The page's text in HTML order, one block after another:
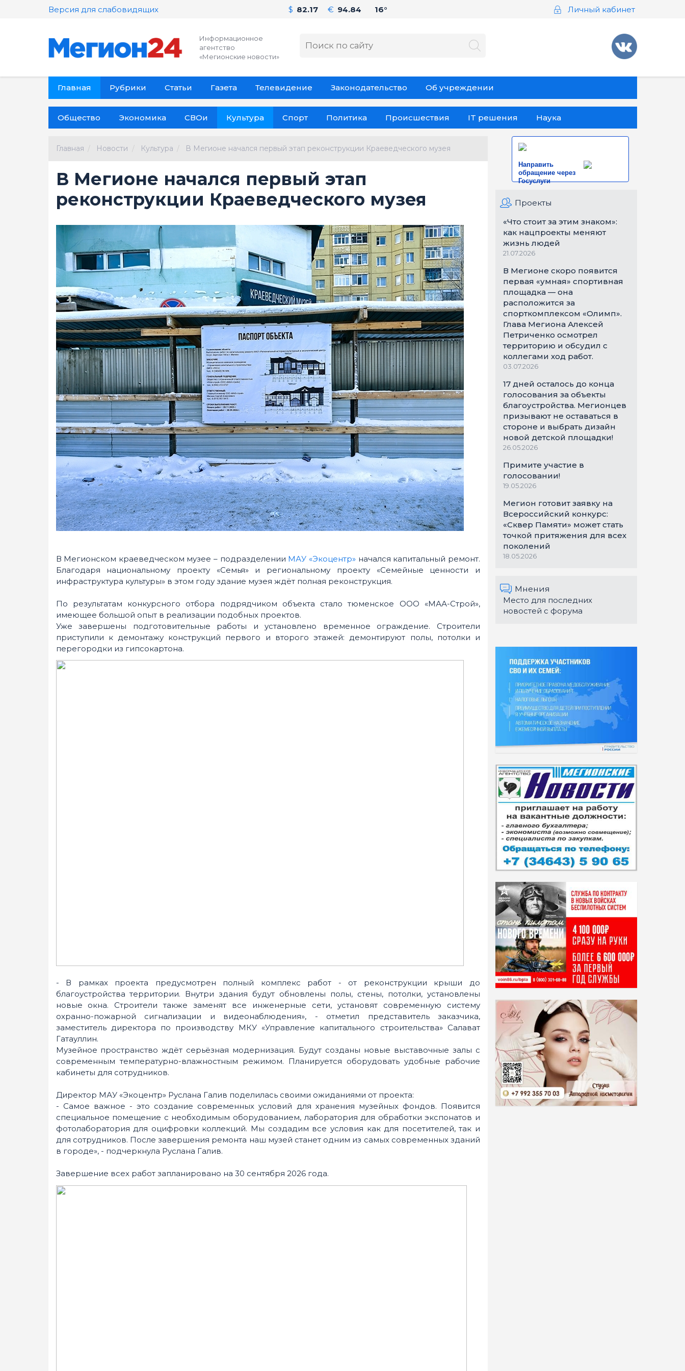
Версия для слабовидящих $ 82.17 € 94.84 16° Личный кабинет
Информационное
агентство
«Мегионские новости»
Главная Рубрики Статьи Газета Телевидение Законодательство Об учреждении
Общество Экономика СВОи Культура Спорт Политика Происшествия IT решения Наука
Главная Новости Культура В Мегионе начался первый этап реконструкции Краеведческого музея
В Мегионе начался первый этап
реконструкции Краеведческого музея
В Мегионском краеведческом музее – подразделении МАУ «Экоцентр» начался капитальный ремонт.
Благодаря национальному проекту «Семья» и региональному проекту «Семейные ценности и
инфраструктура культуры» в этом году здание музея ждёт полная реконструкция.
По результатам конкурсного отбора подрядчиком объекта стало тюменское ООО «МАА-Строй»,
имеющее большой опыт в реализации подобных проектов.
Уже завершены подготовительные работы и установлено временное ограждение. Строители
приступили к демонтажу конструкций первого и второго этажей: демонтируют полы, потолки и
перегородки из гипсокартона.
- В рамках проекта предусмотрен полный комплекс работ - от реконструкции крыши до
благоустройства территории. Внутри здания будут обновлены полы, стены, потолки, установлены
новые окна. Строители также заменят все инженерные сети, установят современную систему
охранно-пожарной сигнализации и видеонаблюдения», - отметил представитель заказчика,
заместитель директора по производству МКУ «Управление капитального строительства» Салават
Гатауллин.
Музейное пространство ждёт серьёзная модернизация. Будут созданы новые выставочные залы с
современным температурно-влажностным режимом. Планируется оборудовать удобные рабочие
кабинеты для сотрудников.
Директор МАУ «Экоцентр» Руслана Галив поделилась своими ожиданиями от проекта:
- Самое важное - это создание современных условий для хранения музейных фондов. Появится
специальное помещение с необходимым оборудованием, лаборатория для обработки экспонатов и
фотолаборатория для оцифровки коллекций. Мы создадим все условия как для посетителей, так и
для сотрудников. После завершения ремонта наш музей станет одним из самых современных зданий
в городе», - подчеркнула Руслана Галив.
Завершение всех работ запланировано на 30 сентября 2026 года.
Направить
обращение через
Госуслуги
Проекты
«Что стоит за этим знаком»:
как нацпроекты меняют
жизнь людей
21.07.2026
В Мегионе скоро появится
первая «умная» спортивная
площадка — она
расположится за
спорткомплексом «Олимп».
Глава Мегиона Алексей
Петриченко осмотрел
территорию и обсудил с
коллегами ход работ.
03.07.2026
17 дней осталось до конца
голосования за объекты
благоустройства. Мегионцев
призывают не оставаться в
стороне и выбрать дизайн
новой детской площадки!
26.05.2026
Примите участие в
голосовании!
19.05.2026
Мегион готовит заявку на
Всероссийский конкурс:
«Сквер Памяти» может стать
точкой притяжения для всех
поколений
18.05.2026
Мнения
Место для последних
новостей с форума